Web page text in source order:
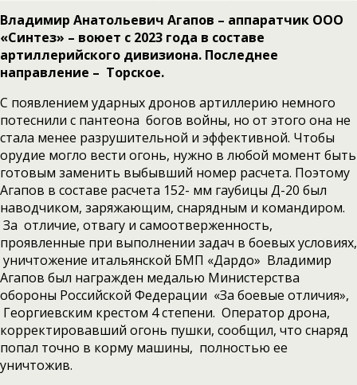
Владимир Анатольевич Агапов – аппаратчик ООО
«Синтез» – воюет с 2023 года в составе
артиллерийского дивизиона. Последнее
направление – Торское.
С появлением ударных дронов артиллерию немного
потеснили с пантеона богов войны, но от этого она не
стала менее разрушительной и эффективной. Чтобы
орудие могло вести огонь, нужно в любой момент быть
готовым заменить выбывший номер расчета. Поэтому
Агапов в составе расчета 152- мм гаубицы Д-20 был
наводчиком, заряжающим, снарядным и командиром.
За отличие, отвагу и самоотверженность,
проявленные при выполнении задач в боевых условиях,
уничтожение итальянской БМП «Дардо» Владимир
Агапов был награжден медалью Министерства
обороны Российской Федерации «За боевые отличия»,
Георгиевским крестом 4 степени. Оператор дрона,
корректировавший огонь пушки, сообщил, что снаряд
попал точно в корму машины, полностью ее
уничтожив.